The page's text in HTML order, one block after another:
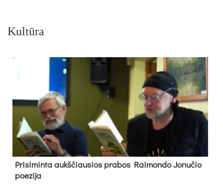
Kultūra
Pri­si­min­ta aukš­čiau­sios pra­bos Rai­mon­do Jo­nu­čio
poe­zi­ja